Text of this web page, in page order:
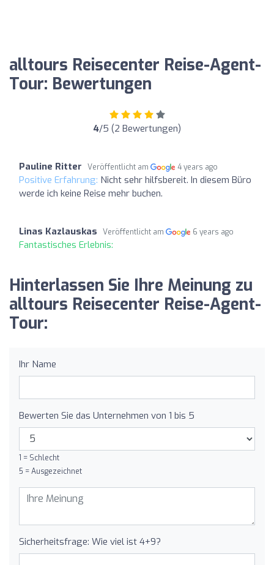
alltours Reisecenter Reise-Agent-
Tour: Bewertungen
4/5 (2 Bewertungen)
Pauline Ritter Veröffentlicht am 4 years ago
Positive Erfahrung: Nicht sehr hilfsbereit. In diesem Büro
werde ich keine Reise mehr buchen.
Linas Kazlauskas Veröffentlicht am 6 years ago
Fantastisches Erlebnis:
Hinterlassen Sie Ihre Meinung zu
alltours Reisecenter Reise-Agent-
Tour:
Ihr Name
Bewerten Sie das Unternehmen von 1 bis 5
1 = Schlecht
5 = Ausgezeichnet
Sicherheitsfrage: Wie viel ist 4+9?